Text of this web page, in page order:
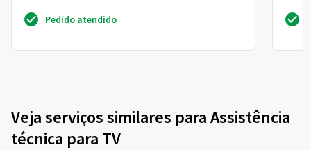
Pedido atendido
Veja serviços similares para Assistência
técnica para TV